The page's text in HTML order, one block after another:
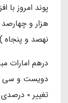
نهصد و پنجاه
دویست و سی )
تغییر ۰ درصدی داشته است.